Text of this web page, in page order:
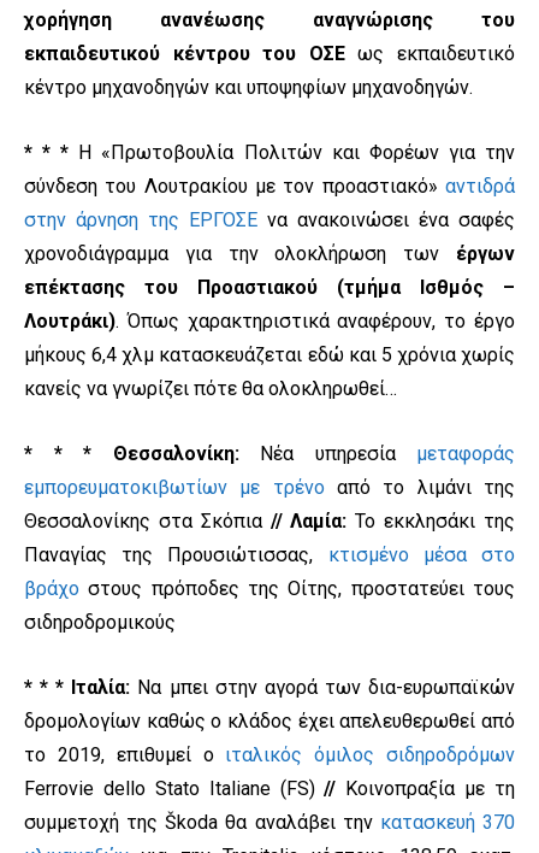
χορήγηση ανανέωσης αναγνώρισης του
εκπαιδευτικού κέντρου του ΟΣΕως εκπαιδευτικό
κέντρο μηχανοδηγών και υποψηφίων μηχανοδηγών.
* * * Η «Πρωτοβουλία Πολιτών και Φορέων για την
σύνδεση του Λουτρακίου με τον προαστιακό» αντιδρά
στην άρνηση της ΕΡΓΟΣΕ να ανακοινώσει ένα σαφές
χρονοδιάγραμμα για την ολοκλήρωση των έργων
επέκτασης του Προαστιακού (τμήμα Ισθμός –
Λουτράκι). Όπως χαρακτηριστικά αναφέρουν, το έργο
μήκους 6,4 χλμ κατασκευάζεται εδώ και 5 χρόνια χωρίς
κανείς να γνωρίζει πότε θα ολοκληρωθεί…
* * * Θεσσαλονίκη: Νέα υπηρεσία μεταφοράς
εμπορευματοκιβωτίων με τρένοαπό το λιμάνι της
Θεσσαλονίκης στα Σκόπια// Λαμία: Το εκκλησάκι της
Παναγίας της Προυσιώτισσας, κτισμένο μέσα στο
βράχο στους πρόποδες της Οίτης, προστατεύει τους
σιδηροδρομικούς
* * * Ιταλία: Να μπει στην αγορά των δια-ευρωπαϊκών
δρομολογίων καθώς ο κλάδος έχει απελευθερωθεί από
το 2019, επιθυμεί ο ιταλικός όμιλος σιδηροδρόμων
Ferrovie dello Stato Italiane (FS)// Κοινοπραξία με τη
συμμετοχή της Škoda θα αναλάβει την κατασκευή 370